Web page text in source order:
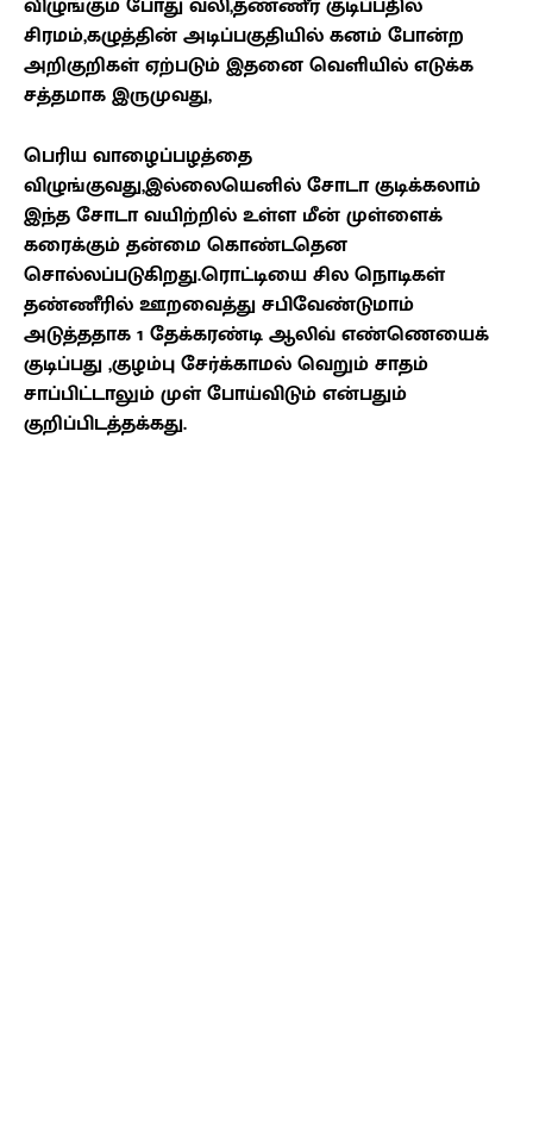
சிரமம்,கழுத்தின் அடிப்பகுதியில் கனம் போன்ற
அறிகுறிகள் ஏற்படும் இதனை வெளியில் எடுக்க
சத்தமாக இருமுவது,
பெரிய வாழைப்பழத்தை
விழுங்குவது,இல்லையெனில் சோடா குடிக்கலாம்
இந்த சோடா வயிற்றில் உள்ள மீன் முள்ளைக்
கரைக்கும் தன்மை கொண்டதென
சொல்லப்படுகிறது.ரொட்டியை சில நொடிகள்
தண்ணீரில் ஊறவைத்து சபிவேண்டுமாம்
அடுத்ததாக 1 தேக்கரண்டி ஆலிவ் எண்ணெயைக்
குடிப்பது,குழம்பு சேர்க்காமல் வெறும் சாதம்
சாப்பிட்டாலும் முள் போய்விடும் என்பதும்
குறிப்பிடத்தக்கது.